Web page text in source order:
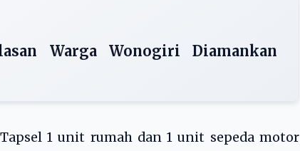
Warga Wonogiri Diamankan
1 unit rumah dan 1 unit sepeda motor